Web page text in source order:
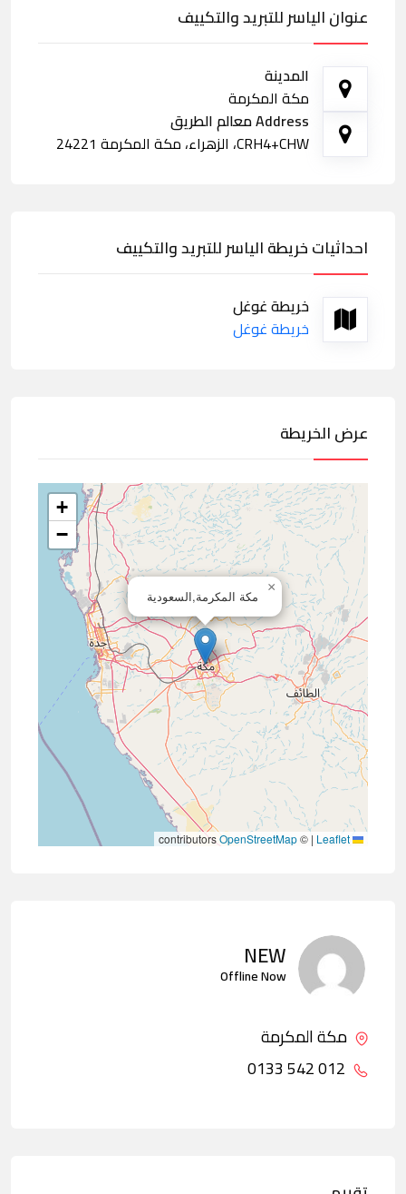
عنوان الياسر للتبريد والتكييف
المدينة
مكة المكرمة
Address معالم الطريق
CRH4+CHW، الزهراء، مكة المكرمة 24221
احداثيات خريطة الياسر للتبريد والتكييف
خريطة غوغل
خريطة غوغل
عرض الخريطة
مكة المكرمة,السعودية
×
+
−
|
©
OpenStreetMap
NEW
Offline Now
مكة المكرمة